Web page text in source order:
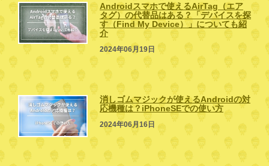
Androidスマホで使えるAirTag（エア
タグ）の代替品はある？「デバイスを探
す（Find My Device）」についても紹
介
2024年06月19日
消しゴムマジックが使えるAndroidの対
応機種は？iPhoneSEでの使い方
2024年06月16日